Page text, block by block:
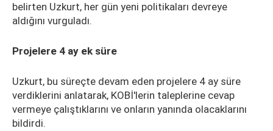
belirten Uzkurt, her gün yeni politikaları devreye
aldığını vurguladı.
Projelere 4 ay ek süre
Uzkurt, bu süreçte devam eden projelere 4 ay süre
verdiklerini anlatarak, KOBİ'lerin taleplerine cevap
vermeye çalıştıklarını ve onların yanında olacaklarını
bildirdi.